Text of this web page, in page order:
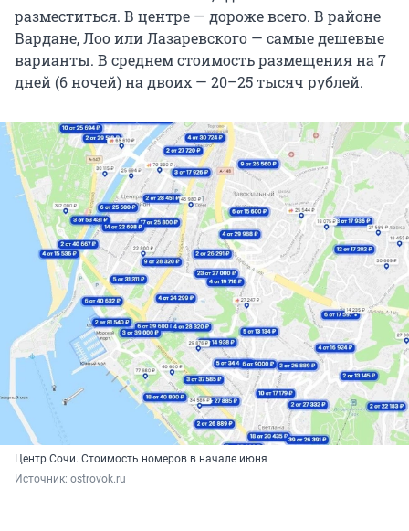
разместиться. В центре — дороже всего. В районе
Вардане, Лоо или Лазаревского — самые дешевые
варианты. В среднем стоимость размещения на 7
дней (6 ночей) на двоих — 20–25 тысяч рублей.
Центр Сочи. Стоимость номеров в начале июня
Источник: ostrovok.ru